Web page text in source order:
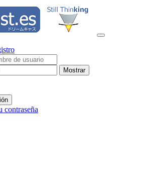
Mostrar
contraseña